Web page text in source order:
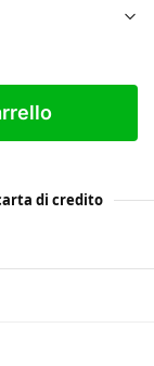
di credito